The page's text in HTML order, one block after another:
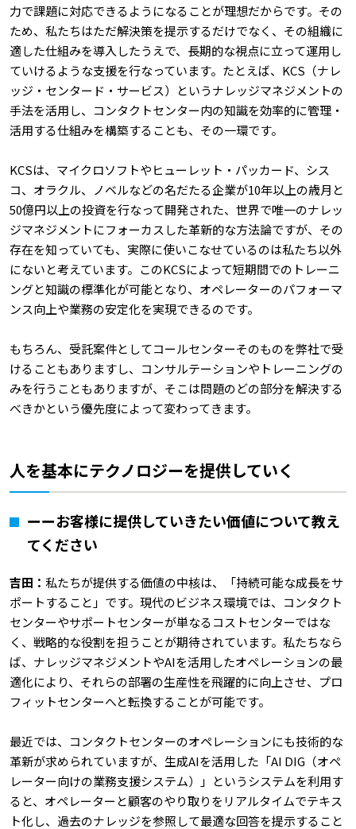
力で課題に対応できるようになることが理想だからです。その
ため、私たちはただ解決策を提示するだけでなく、その組織に
適した仕組みを導入したうえで、長期的な視点に立って運用し
ていけるような支援を行なっています。たとえば、KCS（ナレ
ッジ・センタード・サービス）というナレッジマネジメントの
手法を活用し、コンタクトセンター内の知識を効率的に管理・
活用する仕組みを構築することも、その一環です。
KCSは、マイクロソフトやヒューレット・パッカード、シス
コ、オラクル、ノベルなどの名だたる企業が10年以上の歳月と
50億円以上の投資を行なって開発された、世界で唯一のナレッ
ジマネジメントにフォーカスした革新的な方法論ですが、その
存在を知っていても、実際に使いこなせているのは私たち以外
にないと考えています。このKCSによって短期間でのトレーニ
ングと知識の標準化が可能となり、オペレーターのパフォーマ
ンス向上や業務の安定化を実現できるのです。
もちろん、受託案件としてコールセンターそのものを弊社で受
けることもありますし、コンサルテーションやトレーニングの
みを行うこともありますが、そこは問題のどの部分を解決する
べきかという優先度によって変わってきます。
人を基本にテクノロジーを提供していく
ーーお客様に提供していきたい価値について教え
てください
吉田： 私たちが提供する価値の中核は、「持続可能な成長をサ
ポートすること」です。現代のビジネス環境では、コンタクト
センターやサポートセンターが単なるコストセンターではな
く、戦略的な役割を担うことが期待されています。私たちなら
ば、ナレッジマネジメントやAIを活用したオペレーションの最
適化により、それらの部署の生産性を飛躍的に向上させ、プロ
フィットセンターへと転換することが可能です。
最近では、コンタクトセンターのオペレーションにも技術的な
革新が求められていますが、生成AIを活用した「AI DIG（オペ
レーター向けの業務支援システム）」というシステムを利用す
ると、オペレーターと顧客のやり取りをリアルタイムでテキス
ト化し、過去のナレッジを参照して最適な回答を提示すること